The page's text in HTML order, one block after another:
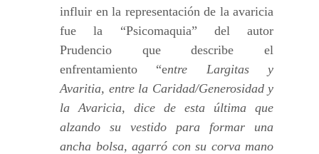
influir en la representación de la avaricia
fue la “Psicomaquia” del autor
Prudencio que describe el
enfrentamiento “entre Largitas y
Avaritia, entre la Caridad/Generosidad y
la Avaricia, dice de esta última que
alzando su vestido para formar una
ancha bolsa, agarró con su corva mano